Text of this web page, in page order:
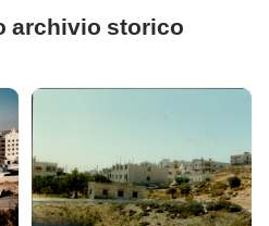
archivio storico